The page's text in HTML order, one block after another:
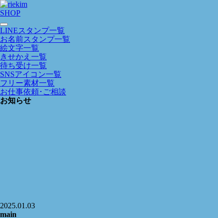
SHOP
LINEスタンプ一覧
お名前スタンプ一覧
絵文字一覧
きせかえ一覧
待ち受け一覧
SNSアイコン一覧
フリー素材一覧
お仕事依頼･ご相談
お知らせ
2025.01.03
main